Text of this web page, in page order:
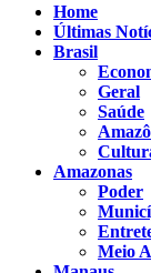
Home
Últimas
Brasil
Geral
Saúde
Amazonas
Poder
Meio